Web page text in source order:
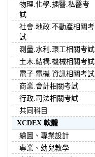
物理.化學.插醫.私醫考
試
社會.地政.不動產相關考
試
測量.水利.環工相關考試
土木.結構.機械相關考試
電子.電機.資訊相關考試
商業.會計相關考試
行政.司法相關考試
共同科目
XCDEX 軟體
繪圖、專業設計
專業、幼兒教學